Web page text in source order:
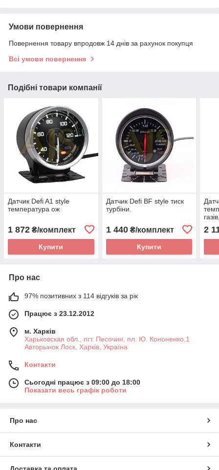
Умови повернення
Повернення товару впродовж 14 днів за рахунок покупця
Всі умови повернення
Подібні товари компанії
Датчик Defi A1 style
температура ож
1 872 ₴/комплект
Купити
Датчик Defi BF style тиск
турбіни.
1 440₴/комплект
Купити
2
Про нас
97% позитивних з 114 відгуків за рік
Працює з 23.12.2012
м. Харків
Харьковская обл., пгт. Песочин, пл. Ю. Кононенко,1
Авторынок Лоск, Харків, Україна
Контакти
Сьогодні працює з 09:00 до 18:00
Показати весь графік роботи
Про нас
Контакти